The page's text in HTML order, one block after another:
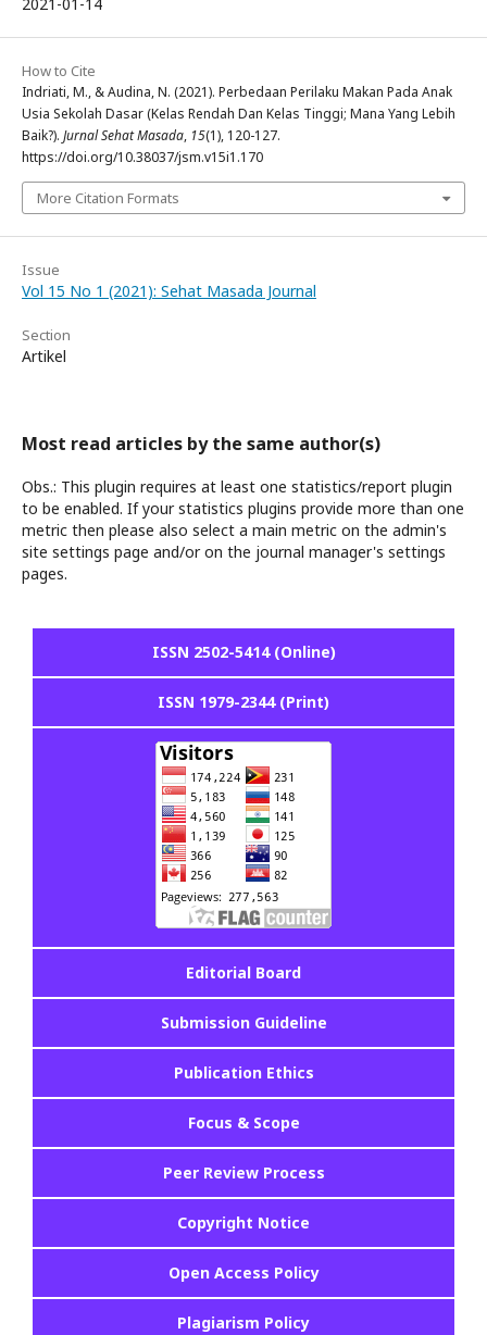
How to Cite
Indriati, M., & Audina, N. (2021). Perbedaan Perilaku Makan Pada Anak
Usia Sekolah Dasar (Kelas Rendah Dan Kelas Tinggi; Mana Yang Lebih
Baik?). Jurnal Sehat Masada, 15(1), 120-127.
https://doi.org/10.38037/jsm.v15i1.170
More Citation Formats
Issue
Vol 15 No 1 (2021): Sehat Masada Journal
Section
Artikel
Most read articles by the same author(s)
Obs.: This plugin requires at least one statistics/report plugin
to be enabled. If your statistics plugins provide more than one
metric then please also select a main metric on the admin's
site settings page and/or on the journal manager's settings
pages.
ISSN 2502-5414 (Online)
ISSN 1979-2344 (Print)
Editorial Board
Submission Guideline
Publication Ethics
Focus & Scope
Peer Review Process
Copyright Notice
Open Access Policy
Plagiarism Policy